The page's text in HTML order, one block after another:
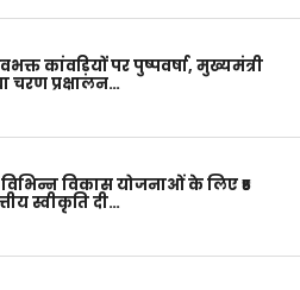
कांवड़ियों पर पुष्पवर्षा, मुख्यमंत्री
चरण प्रक्षालन…
विकास योजनाओं के लिए ₹5
स्वीकृति दी…